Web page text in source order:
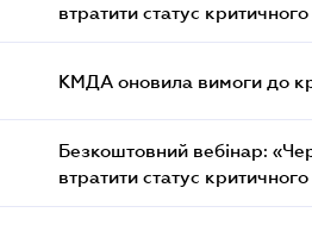
втратити статус
КМДА оновила вимоги до
Безкоштовний вебінар:
втратити статус